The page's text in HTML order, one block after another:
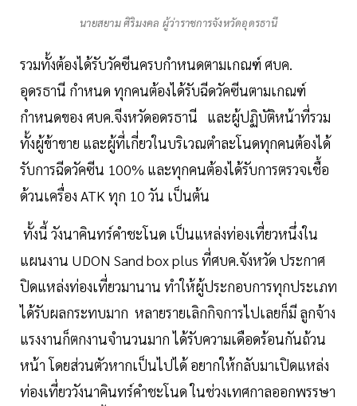
นายสยาม ศิริมงคล ผู้ว่าราชการจังหวัดอุดรธานี
รวมทั้งต้องได้รับวัคซีนครบกำหนดตามเกณฑ์ ศบค.
อุดรธานี กำหนด ทุกคนต้องได้รับฉีดวัคซีนตามเกณฑ์
กำหนดของ ศบค.จีงหวัดอดรธานี และผู้ปฏิบัติหน้าที่รวม
ทั้งผู้ข้าขาย และผู้ที่เกี่ยวในบริเวณตำละโนดทุกคนต้องได้
รับการฉีดวัคซีน 100% และทุกคนต้องได้รับการตรวจเชื้อ
ด้วนเครื่อง ATK ทุก 10 วัน เป็นต้น
ทั้งนี้ วังนาคินทร์คำชะโนด เป็นแหล่งท่องเที่ยวหนึ่งใน
แผนงาน UDON Sand box plus ที่ศบค.จังหวัด ประกาศ
ปิดแหล่งท่องเที่ยวมานาน ทำให้ผู้ประกอบการทุกประเภท
ได้รับผลกระทบมาก หลายรายเลิกกิจการไปเลยก็มี ลูกจ้าง
แรงงานก็ตกงานจำนวนมาก ได้รับความเดือดร้อนกันถ้วน
หน้า โดยส่วนตัวหากเป็นไปได้ อยากให้กลับมาเปิดแหล่ง
ท่องเที่ยววังนาคินทร์คำชะโนด ในช่วงเทศกาลออกพรรษา